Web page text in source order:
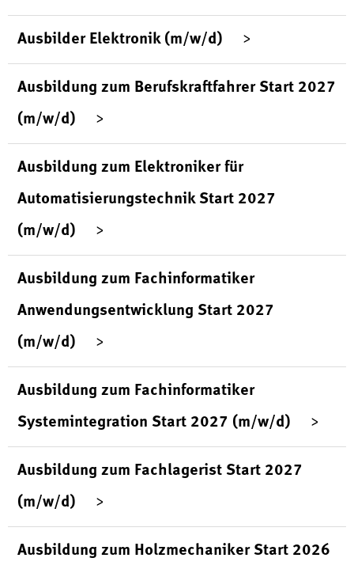
Ausbilder Elektronik (m/w/d)
Ausbildung zum Berufskraftfahrer Start 2027
(m/w/d)
Ausbildung zum Elektroniker für
Automatisierungstechnik Start 2027
(m/w/d)
Ausbildung zum Fachinformatiker
Anwendungsentwicklung Start 2027
(m/w/d)
Ausbildung zum Fachinformatiker
Systemintegration Start 2027 (m/w/d)
Ausbildung zum Fachlagerist Start 2027
(m/w/d)
Ausbildung zum Holzmechaniker Start 2026